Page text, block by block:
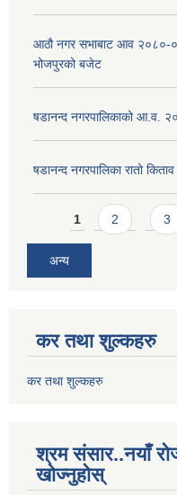
आठौ नगर सभाबाट आव २०८०-
भोजपुरको बजेट
षडानन्द नगरपालिकाको आ.व.
षडानन्द नगरपालिका रातो
Pages
1 2 3
अन्य
कर तथा शुल्कहरु
कर तथा शुल्कहरु
श्रम संसार..नयाँ
खोज्नुहोस्